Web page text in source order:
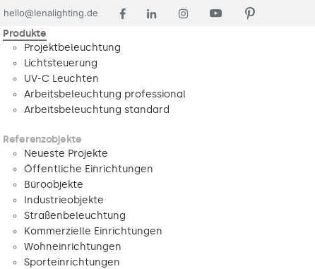
hello@lenalighting.de
Produkte
Projektbeleuchtung
Lichtsteuerung
UV-C Leuchten
Arbeitsbeleuchtung professional
Arbeitsbeleuchtung standard
Referenzobjekte
Neueste Projekte
Öffentliche Einrichtungen
Büroobjekte
Industrieobjekte
Straßenbeleuchtung
Kommerzielle Einrichtungen
Wohneinrichtungen
Sporteinrichtungen